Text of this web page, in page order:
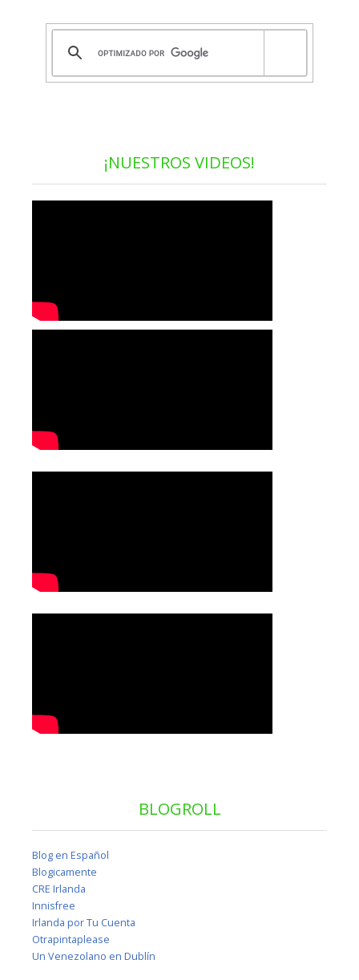
¡NUESTROS VIDEOS!
BLOGROLL
Blog en Español
Blogicamente
CRE Irlanda
Innisfree
Irlanda por Tu Cuenta
Otrapintaplease
Un Venezolano en Dublín